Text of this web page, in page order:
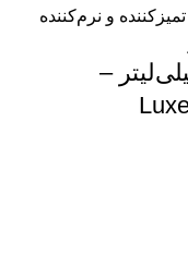
چرم ترتل واکس 473 میلی‌لیتر –